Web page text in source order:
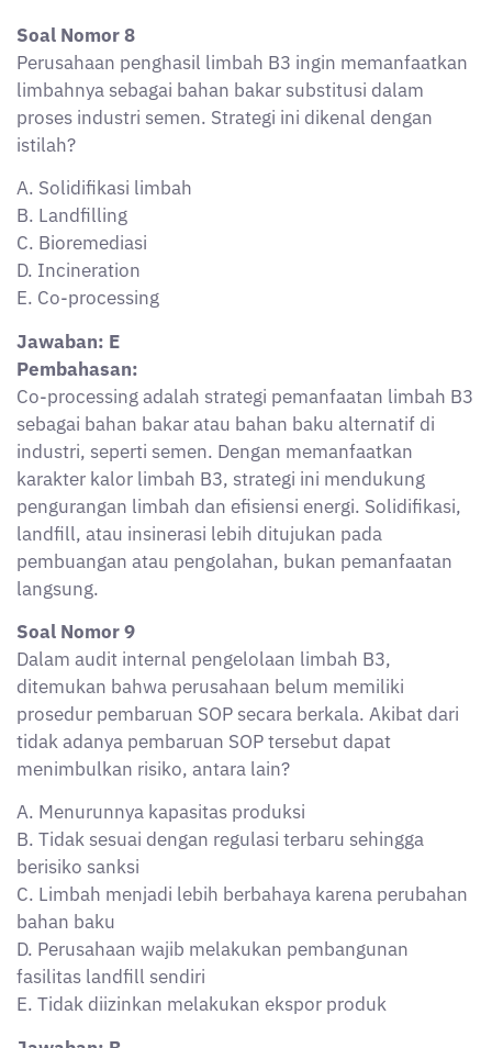
karakter kalor limbah B3, strategi ini mendukung
pengurangan limbah dan efisiensi energi. Solidifikasi,
landfill, atau insinerasi lebih ditujukan pada
pembuangan atau pengolahan, bukan pemanfaatan
langsung.
Soal Nomor 9
Dalam audit internal pengelolaan limbah B3,
ditemukan bahwa perusahaan belum memiliki
prosedur pembaruan SOP secara berkala. Akibat dari
tidak adanya pembaruan SOP tersebut dapat
A. Menurunnya kapasitas produksi
B. Tidak sesuai dengan regulasi terbaru sehingga
berisiko sanksi
C. Limbah menjadi lebih berbahaya karena perubahan
bahan baku
D. Perusahaan wajib melakukan pembangunan
fasilitas landfill sendiri
E. Tidak diizinkan melakukan ekspor produk
Jawaban: B
Pembahasan:
Jika SOP tidak diperbarui sesuai regulasi terbaru, maka
proses pengelolaan limbah B3 dapat melanggar
aturan hukum, yang berujung pada sanksi
administratif, denda, bahkan pencabutan izin. Ini
sesuai prinsip audit internal untuk memastikan
Soal Nomor 10
Salah satu prinsip utama dalam pengelolaan limbah
B3 di Indonesia adalah cradle to grave, yang berarti?
A. Limbah B3 dapat dibuang setelah tidak terpakai
B. Penghasil limbah bertanggung jawab penuh sejak
limbah dihasilkan hingga diolah/dimusnahkan
C. Limbah hanya boleh ditimbun di lokasi penghasil
D. Limbah B3 bisa diolah oleh pihak mana saja tanpa